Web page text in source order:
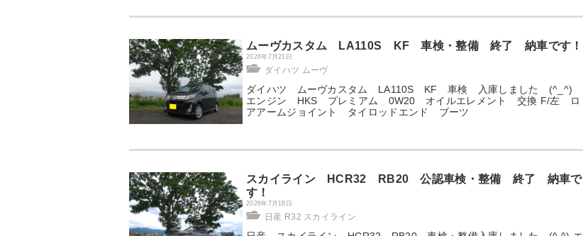
ムーヴカスタム LA110S KF 車検・整備 終了 納車です！
2026年7月21日
ダイハツ ムーヴ
ダイハツ ムーヴカスタム LA110S KF 車検 入庫しました (^_^)
エンジン HKS プレミアム 0W20 オイルエレメント 交換 F/左 ロ
アアームジョイント タイロッドエンド ブーツ
スカイライン HCR32 RB20 公認車検・整備 終了 納車で
す！
2026年7月18日
日産 R32 スカイライン